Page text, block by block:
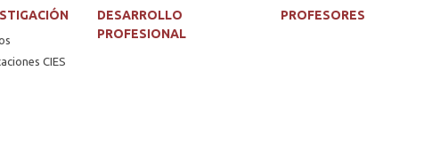
CIES
DESARROLLO
PROFESIONAL
PROFESORES